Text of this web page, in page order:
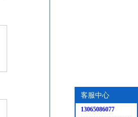
客服中心
13065086077